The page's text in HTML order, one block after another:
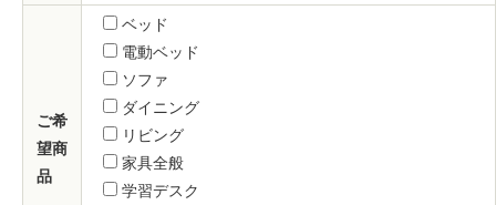
ご希
望商
品
ベッド
電動ベッド
ソファ
ダイニング
リビング
家具全般
学習デスク